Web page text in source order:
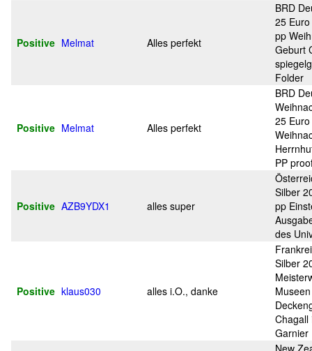
Positive Melmat Alles perfekt
BRD
25
pp
Geburt
Folder
Positive Melmat Alles perfekt
BRD
25
PP
Positive AZB9YDX1 alles super
Silber
pp
des
Positive klaus030 alles i.O., danke
Silber
Museen
Chagall
Garnier
New